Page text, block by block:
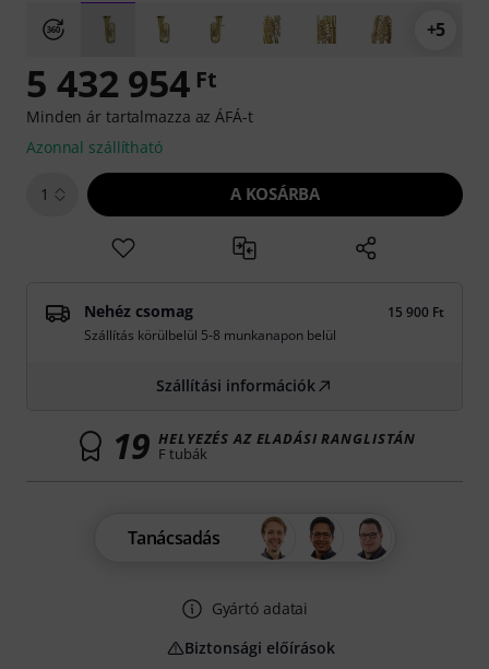
+5
5 432 954 Ft
Minden ár tartalmazza az ÁFÁ-t
Azonnal szállítható
1 A KOSÁRBA
Nehéz csomag
15 900 Ft
Szállítás körülbelül 5-8 munkanapon belül
Szállítási információk
19 HELYEZÉS AZ ELADÁSI RANGLISTÁN
F tubák
Tanácsadás
Gyártó adatai
Biztonsági előírások